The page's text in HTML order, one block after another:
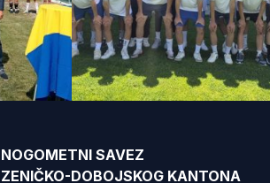
NOGOMETNI SAVEZ
ZENIČKO-DOBOJSKOG KANTONA